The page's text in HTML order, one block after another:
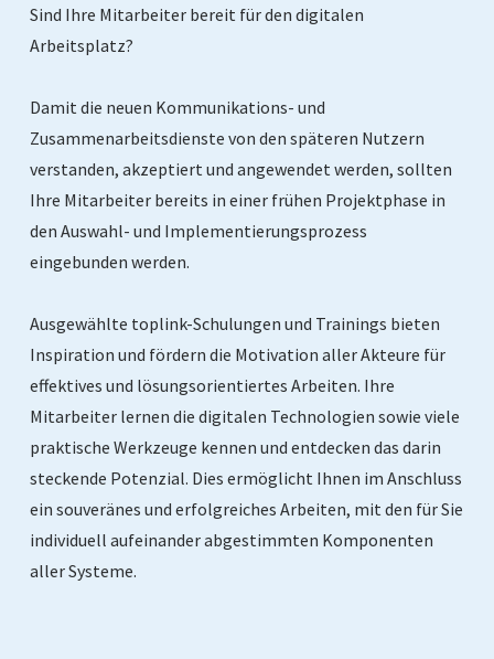
Sind Ihre Mitarbeiter bereit für den digitalen
Arbeitsplatz?
Damit die neuen Kommunikations- und
Zusammenarbeitsdienste von den späteren Nutzern
verstanden, akzeptiert und angewendet werden, sollten
Ihre Mitarbeiter bereits in einer frühen Projektphase in
den Auswahl- und Implementierungsprozess
eingebunden werden.
Ausgewählte toplink-Schulungen und Trainings bieten
Inspiration und fördern die Motivation aller Akteure für
effektives und lösungsorientiertes Arbeiten. Ihre
Mitarbeiter lernen die digitalen Technologien sowie viele
praktische Werkzeuge kennen und entdecken das darin
steckende Potenzial. Dies ermöglicht Ihnen im Anschluss
ein souveränes und erfolgreiches Arbeiten, mit den für Sie
individuell aufeinander abgestimmten Komponenten
aller Systeme.